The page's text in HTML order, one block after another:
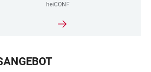
heiCONF